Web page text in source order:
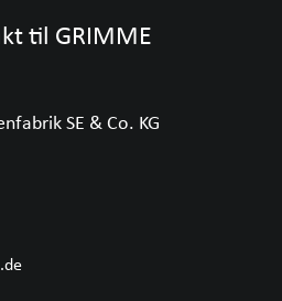
til GRIMME
SE & Co. KG